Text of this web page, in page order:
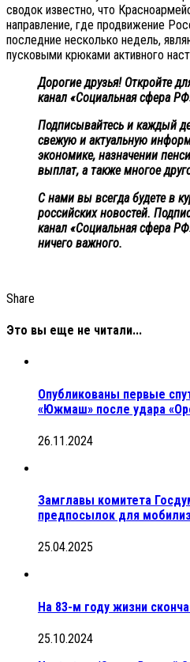
сводок известно, что
направление, где продвижение
последние несколько недель,
пусковыми крюками активного
Дорогие друзья! Откройте
канал «Социальная сфера
Подписывайтесь и каждый
свежую и актуальную
экономике, назначении
выплат, а также многое
С нами вы всегда будете в
российских новостей.
канал «Социальная сфера
ничего важного.
Share
Это вы еще не читали...
Опубликованы первые
«Южмаш» после удара
26.11.2024
Замглавы комитета
предпосылок для
25.04.2025
На 83-м году жизни
25.10.2024